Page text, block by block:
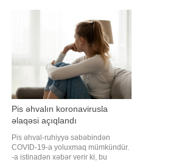
ümumilikdə bütün dünyaya təsir
qoyacaq. "Bilirsiniz ki, ötən il
Pis əhvalın koronavirusla
əlaqəsi açıqlandı
Pis əhval-ruhiyyə səbəbindən
COVID-19-a yoluxmaq mümkündür.
-a istinadən xəbər verir ki, bu